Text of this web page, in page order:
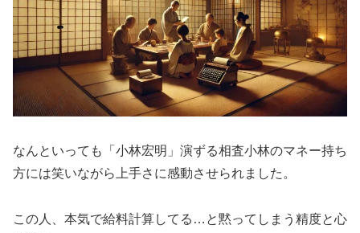
なんといっても「小林宏明」演ずる相査小林のマネー持ち
方には笑いながら上手さに感動させられました。
この人、本気で給料計算してる…と黙ってしまう精度と心